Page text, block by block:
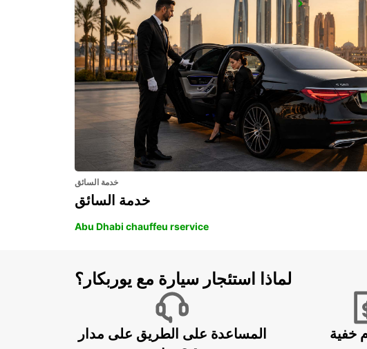
BAIA SARDINIA (SARDINIA)
ARZACHENA - ITALY
خدمة السائق
خدمة السائق
Abu Dhabi chauffeu rservice
لماذا استئجار سيارة مع يوربكار؟
المساعدة على الطريق على مدار
خفية